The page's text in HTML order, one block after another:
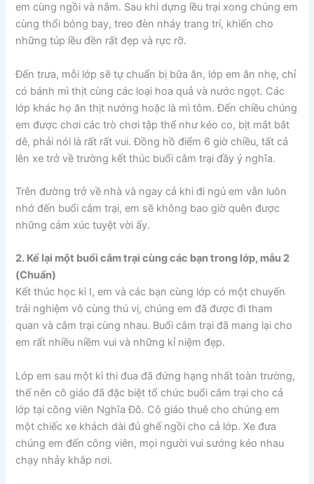
em cùng ngồi và nằm. Sau khi dựng lều trại xong chúng em
cùng thổi bóng bay, treo đèn nháy trang trí, khiến cho
những túp lều đền rất đẹp và rực rỡ.
Đến trưa, mỗi lớp sẽ tự chuẩn bị bữa ăn, lớp em ăn nhẹ, chỉ
có bánh mì thịt cùng các loại hoa quả và nước ngọt. Các
lớp khác họ ăn thịt nướng hoặc là mì tôm. Đến chiều chúng
em được chơi các trò chơi tập thể như kéo co, bịt mắt bắt
dê, phải nói là rất rất vui. Đồng hồ điểm 6 giờ chiều, tất cả
lên xe trở về trường kết thúc buổi cắm trại đầy ý nghĩa.
Trên đường trở về nhà và ngay cả khi đi ngủ em vẫn luôn
nhớ đến buổi cắm trại, em sẽ không bao giờ quên được
những cảm xúc tuyệt vời ấy.
2. Kể lại một buổi cắm trại cùng các bạn trong lớp, mẫu 2
(Chuẩn)
Kết thúc học kì I, em và các bạn cùng lớp có một chuyến
trải nghiệm vô cùng thú vị, chúng em đã được đi tham
quan và cắm trại cùng nhau. Buổi cắm trại đã mang lại cho
em rất nhiều niềm vui và những kỉ niệm đẹp.
Lớp em sau một kì thi đua đã đứng hạng nhất toàn trường,
thế nên cô giáo đã đặc biệt tổ chức buổi cắm trại cho cả
lớp tại công viên Nghĩa Đô. Cô giáo thuê cho chúng em
một chiếc xe khách dài đủ ghế ngồi cho cả lớp. Xe đưa
chúng em đến công viên, mọi người vui sướng kéo nhau
chạy nhảy khắp nơi.